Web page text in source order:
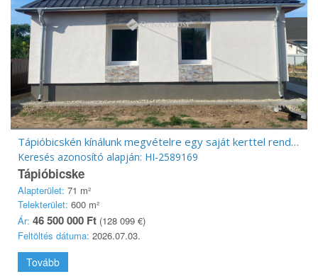
Tápióbicskén kínálunk megvételre egy saját kerttel rendelkező
Keresés azonosító alapján: HI-2589169
Tápióbicske
Alapterület: 71 m²
Telekterület: 600 m²
Ár: 46 500 000 Ft (128 099 €)
Feltöltés dátuma: 2026.07.03.
Tovább